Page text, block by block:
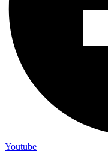
Youtube